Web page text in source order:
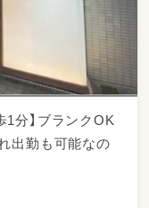
1分】ブランクOK
出勤も可能なの